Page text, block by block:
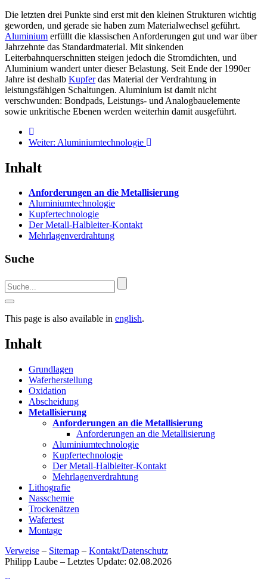
Die letzten drei Punkte sind erst mit den kleinen Strukturen wichtig
geworden, und gerade sie haben zum Materialwechsel geführt.
Aluminium erfüllt die klassischen Anforderungen gut und war über
Jahrzehnte das Standardmaterial. Mit sinkenden
Leiterbahnquerschnitten steigen jedoch die Stromdichten, und
Aluminium wandert unter dieser Belastung. Seit Ende der 1990er
Jahre ist deshalb Kupferdas Material der Verdrahtung in
leistungsfähigen Schaltungen. Aluminium ist damit nicht
verschwunden: Bondpads, Leistungs- und Analogbauelemente
sowie unkritische Ebenen werden weiterhin damit ausgeführt.
Weiter: Aluminiumtechnologie
Inhalt
Anforderungen an die Metallisierung
Aluminiumtechnologie
Kupfertechnologie
Der Metall-Halbleiter-Kontakt
Mehrlagenverdrahtung
Suche
This page is also available in english.
Inhalt
Grundlagen
Waferherstellung
Oxidation
Abscheidung
Metallisierung
Anforderungen an die Metallisierung
Anforderungen an die Metallisierung
Aluminiumtechnologie
Kupfertechnologie
Der Metall-Halbleiter-Kontakt
Mehrlagenverdrahtung
Lithografie
Nasschemie
Trockenätzen
Wafertest
Montage
Verweise – Sitemap – Kontakt/Datenschutz
Philipp Laube – Letztes Update: 02.08.2026